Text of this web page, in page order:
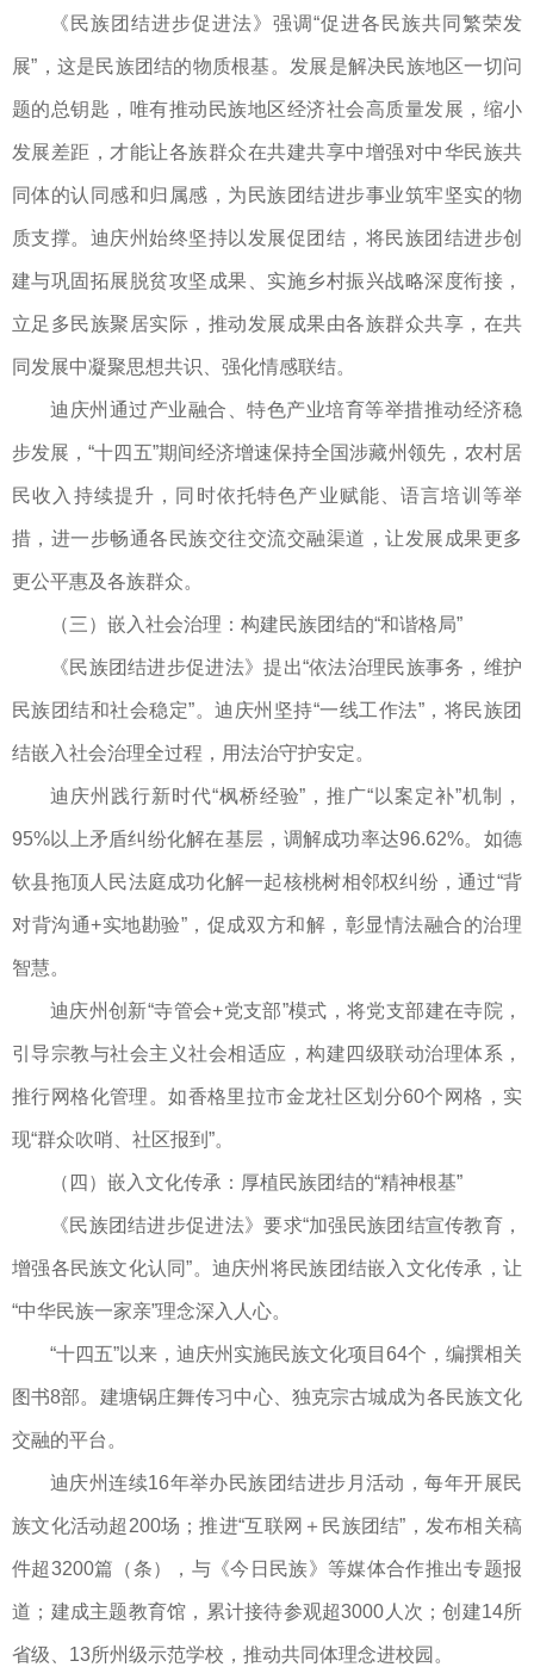
《民族团结进步促进法》强调“促进各民族共同繁荣发
展”，这是民族团结的物质根基。发展是解决民族地区一切问
题的总钥匙，唯有推动民族地区经济社会高质量发展，缩小
发展差距，才能让各族群众在共建共享中增强对中华民族共
同体的认同感和归属感，为民族团结进步事业筑牢坚实的物
质支撑。迪庆州始终坚持以发展促团结，将民族团结进步创
建与巩固拓展脱贫攻坚成果、实施乡村振兴战略深度衔接，
立足多民族聚居实际，推动发展成果由各族群众共享，在共
同发展中凝聚思想共识、强化情感联结。
迪庆州通过产业融合、特色产业培育等举措推动经济稳
步发展，“十四五”期间经济增速保持全国涉藏州领先，农村居
民收入持续提升，同时依托特色产业赋能、语言培训等举
措，进一步畅通各民族交往交流交融渠道，让发展成果更多
更公平惠及各族群众。
（三）嵌入社会治理：构建民族团结的“和谐格局”
《民族团结进步促进法》提出“依法治理民族事务，维护
民族团结和社会稳定”。迪庆州坚持“一线工作法”，将民族团
结嵌入社会治理全过程，用法治守护安定。
迪庆州践行新时代“枫桥经验”，推广“以案定补”机制，
95%以上矛盾纠纷化解在基层，调解成功率达96.62%。如德
钦县拖顶人民法庭成功化解一起核桃树相邻权纠纷，通过“背
对背沟通+实地勘验”，促成双方和解，彰显情法融合的治理
智慧。
迪庆州创新“寺管会+党支部”模式，将党支部建在寺院，
引导宗教与社会主义社会相适应，构建四级联动治理体系，
推行网格化管理。如香格里拉市金龙社区划分60个网格，实
现“群众吹哨、社区报到”。
（四）嵌入文化传承：厚植民族团结的“精神根基”
《民族团结进步促进法》要求“加强民族团结宣传教育，
增强各民族文化认同”。迪庆州将民族团结嵌入文化传承，让
“中华民族一家亲”理念深入人心。
“十四五”以来，迪庆州实施民族文化项目64个，编撰相关
图书8部。建塘锅庄舞传习中心、独克宗古城成为各民族文化
交融的平台。
迪庆州连续16年举办民族团结进步月活动，每年开展民
族文化活动超200场；推进“互联网＋民族团结”，发布相关稿
件超3200篇（条），与《今日民族》等媒体合作推出专题报
道；建成主题教育馆，累计接待参观超3000人次；创建14所
省级、13所州级示范学校，推动共同体理念进校园。